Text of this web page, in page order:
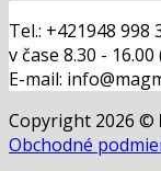
Tel.: +421948 998
v čase 8.30 - 16.00
E-mail:
Copyright 2026 ©
Obchodné